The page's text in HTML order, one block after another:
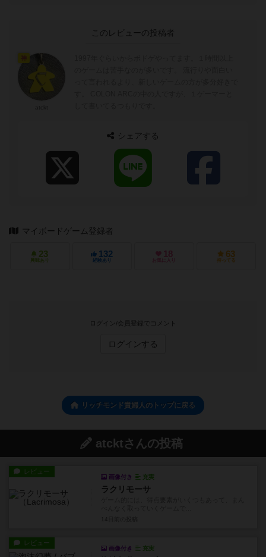
このレビューの投稿者
シェアする
マイボードゲーム登録者
23
興味あり
132
経験あり
18
お気に入り
63
持ってる
ログイン/会員登録でコメント
ログインする
リッチモンド貴婦人のトップに戻る
atcktさんの投稿
レビュー
画像付き 充実
ラクリモーサ
レビュー
画像付き 充実